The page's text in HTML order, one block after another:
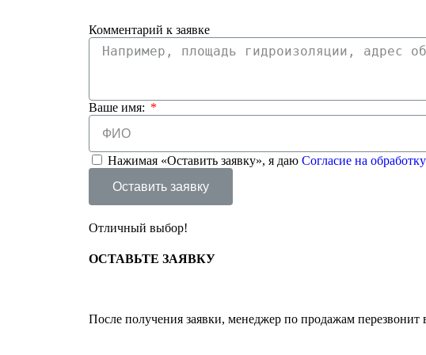
Комментарий к заявке
Ваше имя:
Нажимая «Оставить заявку», я даю Согласие на
Оставить заявку
Отличный выбор!
ОСТАВЬТЕ ЗАЯВКУ
После получения заявки, менеджер по продажам